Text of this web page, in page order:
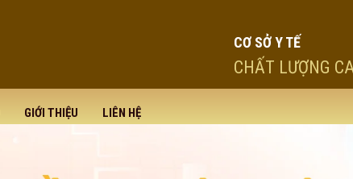
CƠ SỞ Y TẾ
CHẤT LƯỢNG
GIỚI THIỆU LIÊN HỆ